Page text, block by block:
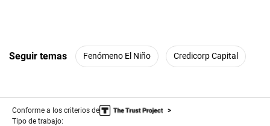
Seguir temas Fenómeno El Niño Credicorp Capital
Conforme a los criterios de
Tipo de trabajo: